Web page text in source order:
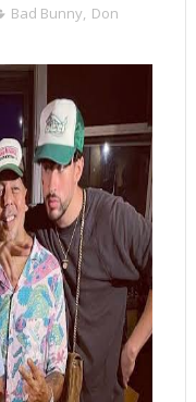
Bad Bunny, Don